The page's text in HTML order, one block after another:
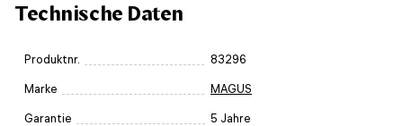
Technische Daten
Produktnr. 83296
Marke MAGUS
Garantie 5 Jahre